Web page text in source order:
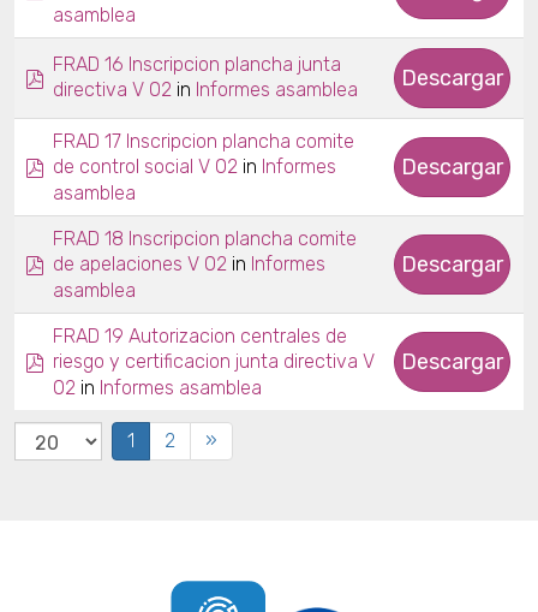
asamblea
pdf
FRAD 16 Inscripcion plancha junta
directiva V 02 in Informes asamblea Descargar
pdf
FRAD 17 Inscripcion plancha comite
de control social V 02 in Informes
asamblea
Descargar
pdf
FRAD 18 Inscripcion plancha comite
de apelaciones V 02 in Informes
asamblea
Descargar
pdf
FRAD 19 Autorizacion centrales de
riesgo y certificacion junta directiva V
02 in Informes asamblea
Descargar
Select
the
1 2 »